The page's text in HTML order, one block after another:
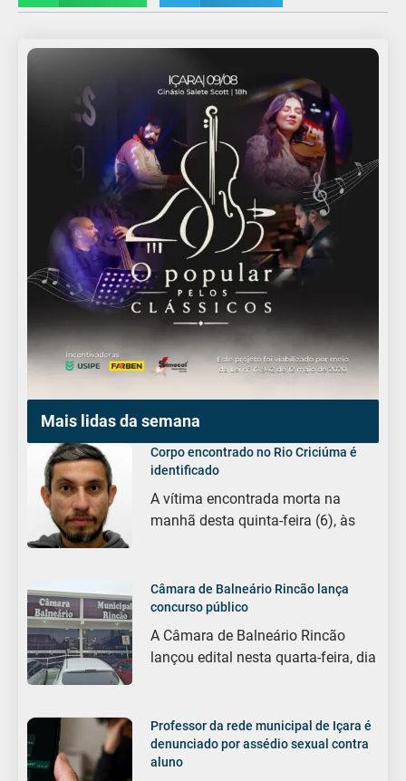
Mais lidas da semana
Corpo encontrado no Rio Criciúma é
identificado
A vítima encontrada morta na
manhã desta quinta-feira (6), às
Câmara de Balneário Rincão lança
concurso público
A Câmara de Balneário Rincão
lançou edital nesta quarta-feira, dia
Professor da rede municipal de Içara é
denunciado por assédio sexual contra
aluno